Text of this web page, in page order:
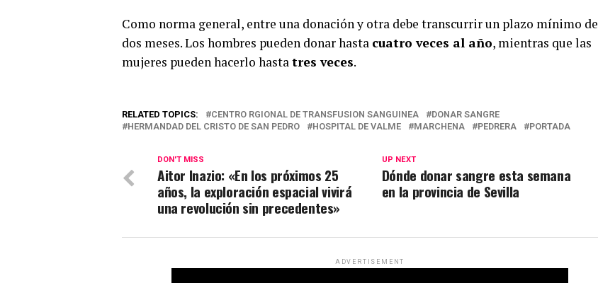
Como norma general, entre una donación y otra debe transcurrir un plazo mínimo de
dos meses. Los hombres pueden donar hasta cuatro veces al año, mientras que las
mujeres pueden hacerlo hastatres veces.
RELATED TOPICS: CENTRO RGIONAL DE TRANSFUSION SANGUINEA
DONAR SANGRE
HERMANDAD DEL CRISTO DE SAN PEDRO
HOSPITAL DE VALME MARCHENA PEDRERA PORTADA
UP NEXT
Dónde donar sangre esta semana
en la provincia de Sevilla
DON'T MISS
Aitor Inazio: «En los próximos 25
años, la exploración espacial vivirá
una revolución sin precedentes»
ADVERTISEMENT